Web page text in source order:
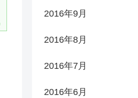
2016年9月
2016年8月
2016年7月
2016年6月